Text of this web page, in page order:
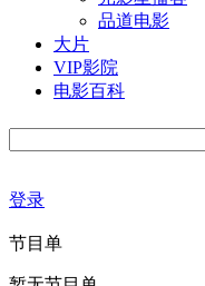
品道电影
大片
VIP影院
电影百科
登录
节目单